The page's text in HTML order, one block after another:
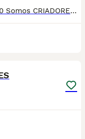
TELEFONO O WHATSAPP 722 490 760 Somos CRIADORES PROFESIONALES, CON NÚCLEO ZOOLÓGICO PROPIO. Seleccionamos para tener los mejores ejemplares tanto a nivel morfología como a nivel de salud y comportamiento. Nuestros cachorros crecen en un ambiente familiar, con unas condiciones higiénico-sanitarias excepcionales y totalmente socializados, tanto con otros animales como con las personas, para garantizar su bienestar animal. No dudes en consultar sobre disponibilidad de entrega, reserva y sus características, Nuestros cachorros se entregan: DESPARASITADOS INTERNA Y EXTERNAMENTE CON SUS VACUNAS AL DÍA CORRESPONDIENTES POR EDAD CARTILLA DE VACUNACIÓN Y GARANTIA COMPLETA DE SALUD ( VÍRICAS, GENÉTICAS Y HEREDITARIAS) POR ESCRITO! PARA MAS INFORMACIÓN, FOTOS/VIDEOS O CONSULTAS LLAMANOS O ESCRIBENOS POR WHATSAPP AL 722 490 760 POSIBILIDAD DE ENTREGA PERSONALIZADA A DOMICILIO EN TODO EL TERRITORIO NACIONAL.